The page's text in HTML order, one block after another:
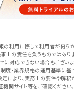
利用に際して利用者が何ら
上の責任を負うものではあり
対応できない場合もござい
度・業界規格の運用基準に基
により、実務上の要件や解釈
関サイト等をご確認ください。